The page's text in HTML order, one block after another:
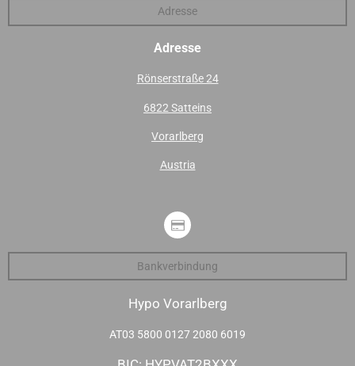
Adresse
Adresse
Rönserstraße 24
6822 Satteins
Vorarlberg
Austria
Bankverbindung
Hypo Vorarlberg
AT03 5800 0127 2080 6019